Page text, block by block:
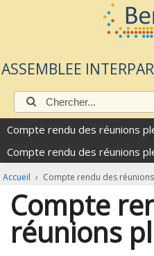
ASSEMBLEE
Chercher:
Compte rendu des réunions
Compte rendu des réunions
Accueil › Compte rendu des
Compte
réunions